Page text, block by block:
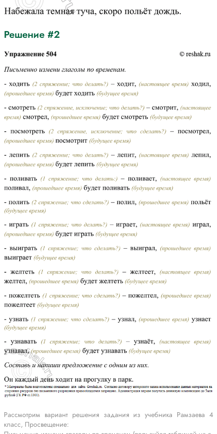
Решение #2
Рассмотрим вариант решения задания из учебника Рамзаева 4
класс, Просвещение: